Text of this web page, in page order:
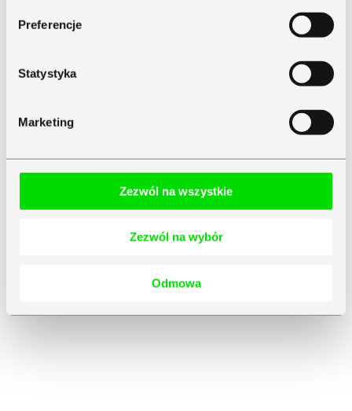
Preferencje
Statystyka
Marketing
Zezwól na wszystkie
Zezwól na wybór
Odmowa